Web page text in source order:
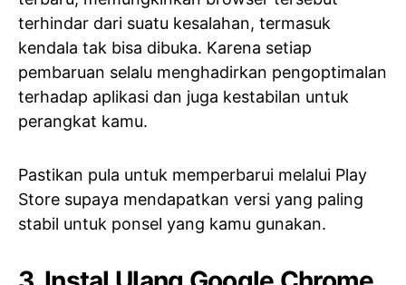
terhindar dari suatu kesalahan, termasuk
kendala tak bisa dibuka. Karena setiap
pembaruan selalu menghadirkan pengoptimalan
terhadap aplikasi dan juga kestabilan untuk
perangkat kamu.
Pastikan pula untuk memperbarui melalui Play
Store supaya mendapatkan versi yang paling
stabil untuk ponsel yang kamu gunakan.